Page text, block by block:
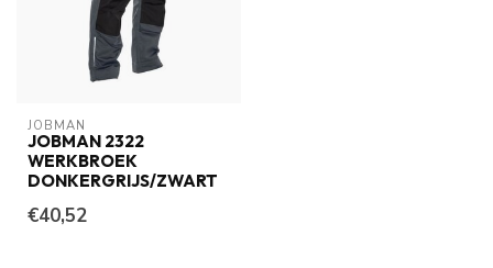
JOBMAN
JOBMAN 2322
WERKBROEK
DONKERGRIJS/ZWART
€40,52